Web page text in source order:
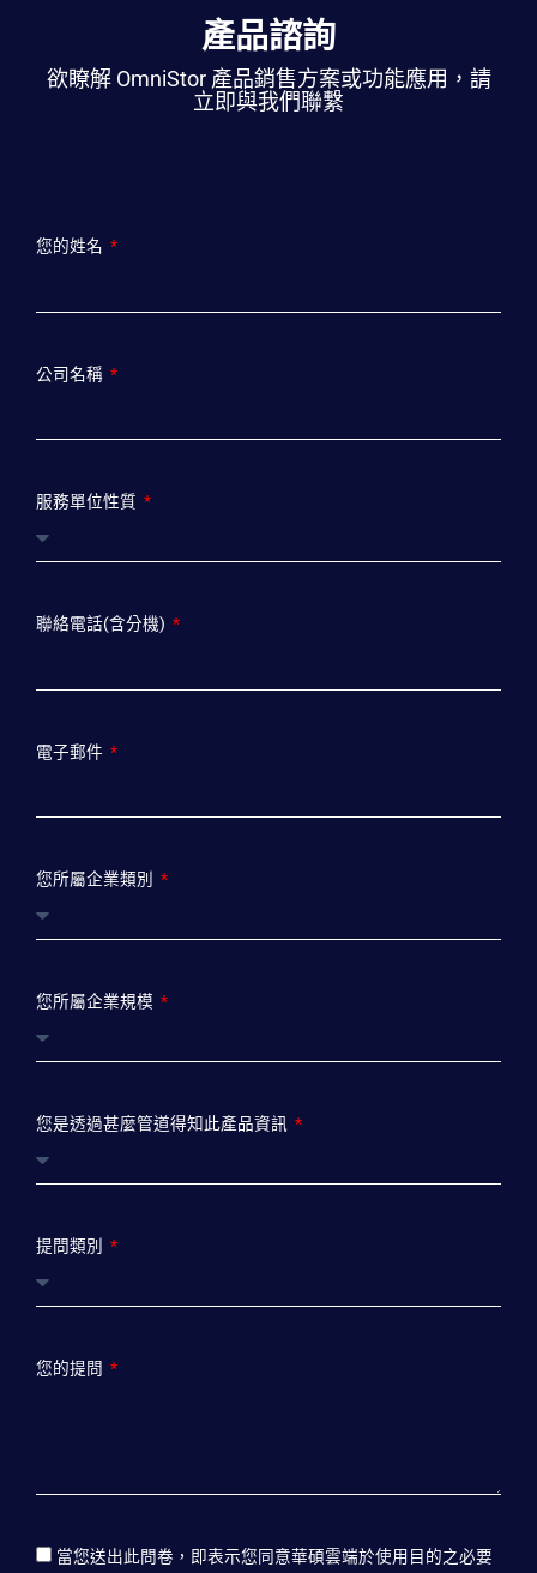
產品諮詢
欲瞭解 OmniStor 產品銷售方案或功能應用，請
立即與我們聯繫
您的姓名
公司名稱
服務單位性質
聯絡電話(含分機)
電子郵件
您所屬企業類別
您所屬企業規模
您是透過甚麼管道得知此產品資訊
提問類別
您的提問
當您送出此問卷，即表示您同意華碩雲端於使用目的之必要